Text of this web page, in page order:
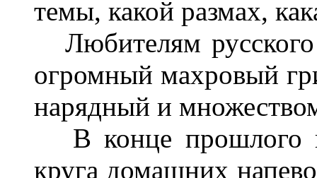
темы, какой размах,
Любителям русского
огромный махровый
нарядный и
В конце прошлого
круга домашних